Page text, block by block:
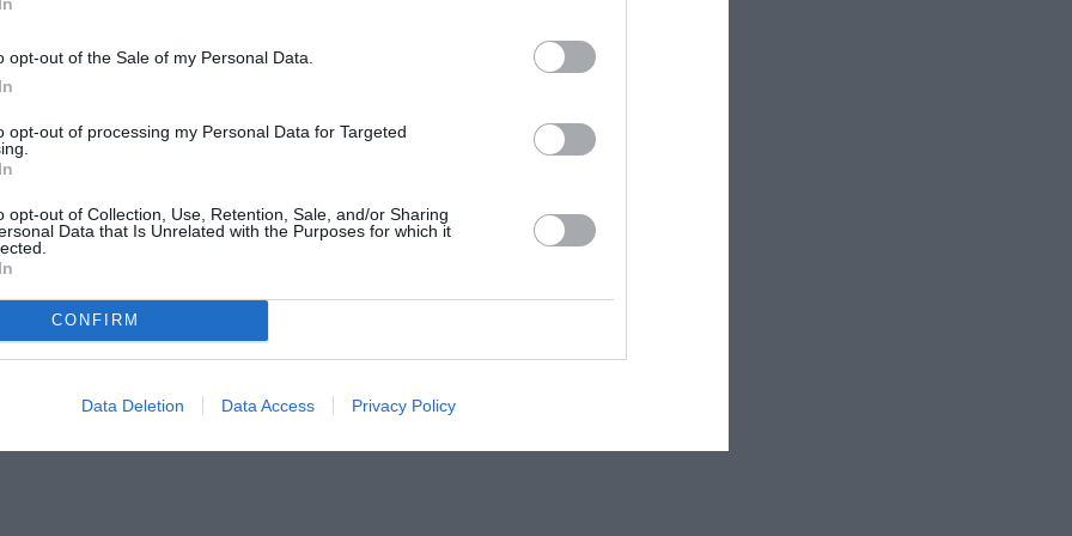
opt-out of the Sale of my Personal Data.
opt-out of processing my Personal Data for Targeted
opt-out of Collection, Use, Retention, Sale, and/or Sharing
Data that Is Unrelated with the Purposes for which it
CONFIRM
Data Deletion Data Access Privacy Policy
με την υποστήριξη της
Ραχήλ Τσαγγάρη (101´) 35ΜΜ